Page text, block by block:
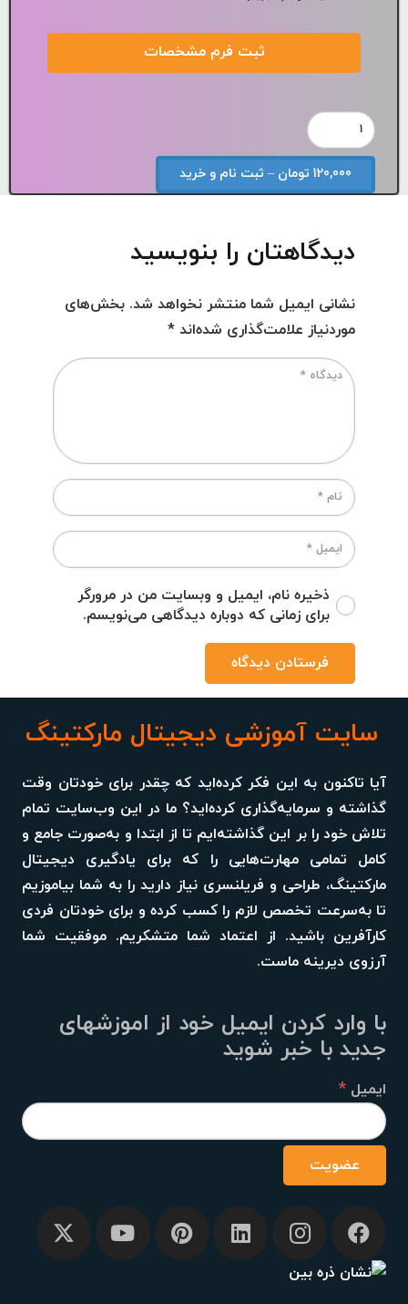
120,000 تومان – ثبت نام و خرید
دیدگاهتان را بنویسید
نشانی ایمیل شما منتشر نخواهد شد. بخش‌های
موردنیاز علامت‌گذاری شده‌اند *
ذخیره نام، ایمیل و وبسایت من در مرورگر
برای زمانی که دوباره دیدگاهی می‌نویسم.
فرستادن دیدگاه
سایت آموزشی دیجیتال مارکتینگ
آیا تاکنون به این فکر کرده‌اید که چقدر برای خودتان وقت
گذاشته و سرمایه‌گذاری کرده‌اید؟ ما در این وب‌سایت تمام
تلاش خود را بر این گذاشته‌ایم تا از ابتدا و به‌صورت جامع و
کامل تمامی مهارت‌هایی را که برای یادگیری دیجیتال
مارکتینگ، طراحی و فریلنسری نیاز دارید را به شما بیاموزیم
تا به‌سرعت تخصص لازم را کسب کرده و برای خودتان فردی
کارآفرین باشید. از اعتماد شما متشکریم. موفقیت شما
آرزوی دیرینه ماست.
با وارد کردن ایمیل خود از اموزشهای
جدید با خبر شوید
ایمیل *